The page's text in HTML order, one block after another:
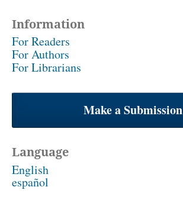
Information
For Readers
For Authors
For Librarians
Make a Submission
Language
English
español